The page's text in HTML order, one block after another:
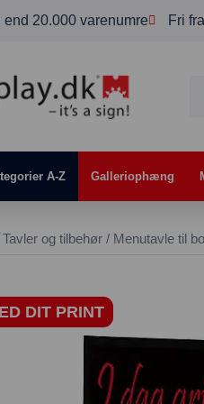
end 20.000 varenumre Fri
A-Z Galleriophæng
Tavler og tilbehør / Menutavle til
DIT PRINT